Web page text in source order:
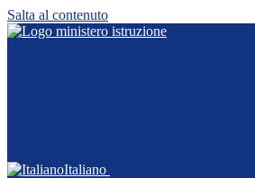
Salta al contenuto
Italiano